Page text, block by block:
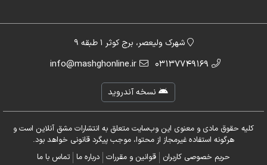
شهرک ولیعصر، برج کوثر 1 طبقه 9
03137749169
info@mashghonline.ir
نسخه آندروید
کلیه حقوق مادی و معنوی این وب‌سایت متعلق به انتشارات مشق آنلاین است و
هرگونه استفاده غیرمجاز از محتوا، موجب پیگرد قانونی خواهد بود.
حریم خصوصی کاربران قوانین و مقررات درباره ما تماس با ما